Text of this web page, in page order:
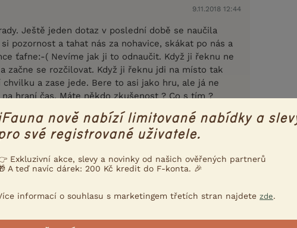
9.11.2018 12:44
Ještě jeden dotaz v poslední době se naučila
pozornost a tahat nás za nohavice, skákat po nás a
ťafne:-( Nevíme jak ji to odnaučit. Když ji řeknu ne
začne se rozčilovat. Když ji řeknu jdi na místo tak
chvilku a zase jede. Bere to asi jako hru, ale já ne
hraní čas. Máte někdo zkušenost ? Co s tím ?
Nahlásit
účtem 9.11.2018 12:58
ale přece spí, neskáče po lidech
místa, nepoužívejte "ne", protože už ho zná a ví, že
nemusí
"místo" tak, že vydrží 15 vteřin, dostane odměnu (asi
nově nabízí limitované nabídky a
své registrované uživatele.
Exkluzivní akce, slevy a novinky od našich ověřených partnerů
A teď navíc dárek: 200 Kč kredit do F-konta. 🎉
informací o souhlasu s marketingem třetích stran najdete zde.